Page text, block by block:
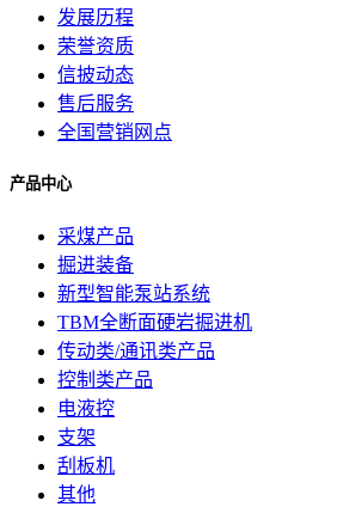
发展历程
荣誉资质
信披动态
售后服务
全国营销网点
产品中心
采煤产品
掘进装备
新型智能泵站系统
TBM全断面硬岩掘进机
传动类/通讯类产品
控制类产品
电液控
支架
刮板机
其他